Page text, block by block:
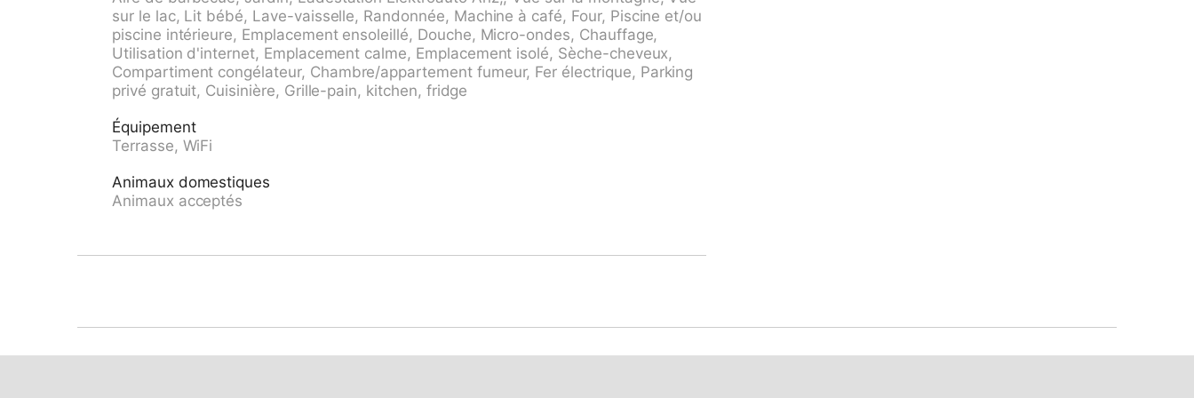
Infrastructures de la Maison: lave-linge. Accès en voiture jusqu'à la maison (route de
montagne). Sentier en escalier (25 marches) jusqu'à la maison. Place de parking près de
la maison. Borne de recharge électrique. Magasins 5 km, arrêt de bus "Linie 12" 5 m.
Attractions à proximité: Gandria-Porlezza-Como, Swissminiatur, Melide, Mercato Como,
Ponte Tresa, Luino IT, Outlet Foxtown, Mendrisio. Les lacs connus sont facilement
accessibles: Lago di Lugano, Lago di Como, Lago Maggiore. Région de randonnées:
Monte Bré,Monte Tamaro und Splash+Spa, San Salvatore-Alpe Vicania - Morcote,
Sentiero dell'olivo. Veuillez noter: voiture recommandée. Adapté(e) aux familles,
sur le lac, Lit bébé, Lave-vaisselle, Randonnée, Machine à café, Four, Piscine et/ou
piscine intérieure, Emplacement ensoleillé, Douche, Micro-ondes, Chauffage,
Utilisation d'internet, Emplacement calme, Emplacement isolé, Sèche-cheveux,
Compartiment congélateur, Chambre/appartement fumeur, Fer électrique, Parking
privé gratuit, Cuisinière, Grille-pain, kitchen, fridge
Équipement
Terrasse, WiFi
Animaux domestiques
Animaux acceptés